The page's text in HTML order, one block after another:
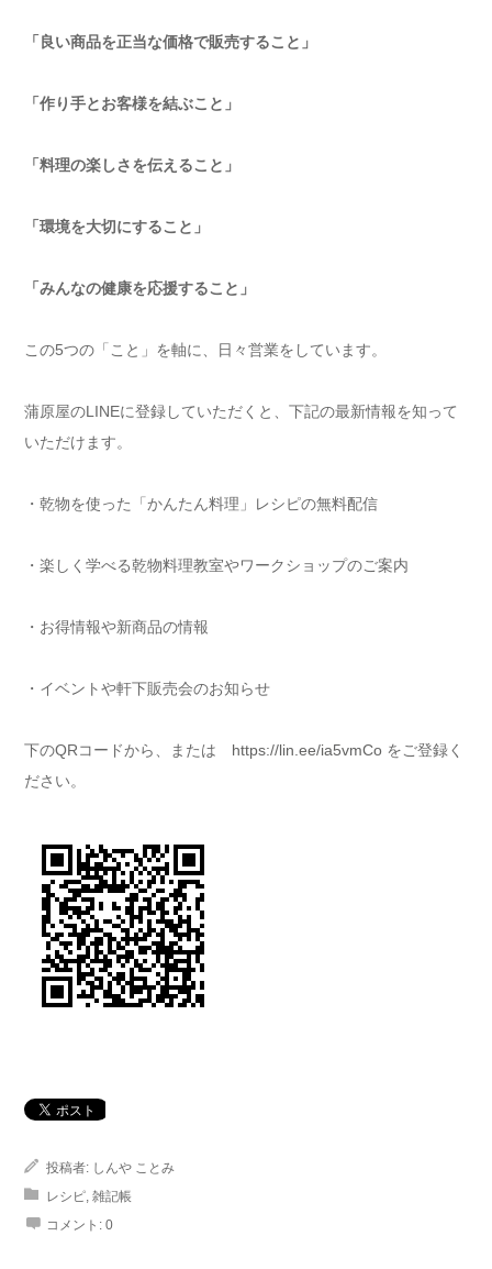
「良い商品を正当な価格で販売すること」
「作り手とお客様を結ぶこと」
「料理の楽しさを伝えること」
「環境を大切にすること」
「みんなの健康を応援すること」
この5つの「こと」を軸に、日々営業をしています。
蒲原屋のLINEに登録していただくと、下記の最新情報を知って
いただけます。
・乾物を使った「かんたん料理」レシピの無料配信
・楽しく学べる乾物料理教室やワークショップのご案内
・お得情報や新商品の情報
・イベントや軒下販売会のお知らせ
下のQRコードから、または https://lin.ee/ia5vmCo をご登録く
ださい。
投稿者: しんや ことみ
レシピ 雑記帳
コメント: 0